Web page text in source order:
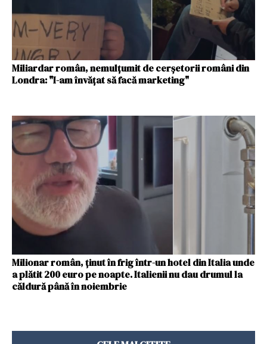
Miliardar român, nemulțumit de cerșetorii români din
Londra: "I-am învățat să facă marketing"
Milionar român, ținut în frig într-un hotel din Italia unde
a plătit 200 euro pe noapte. Italienii nu dau drumul la
căldură până în noiembrie